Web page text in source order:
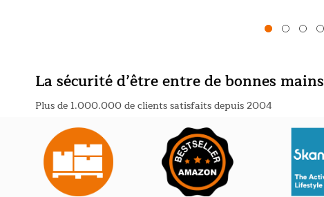
La sécurité d’être entre de bonnes mains
Plus de 1.000.000 de clients satisfaits depuis 2004